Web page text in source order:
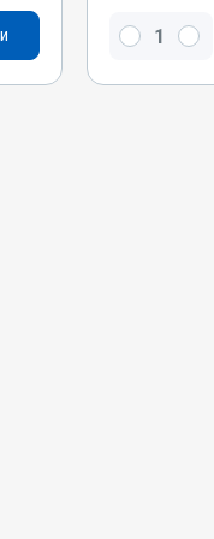
Кальцію
хлорид